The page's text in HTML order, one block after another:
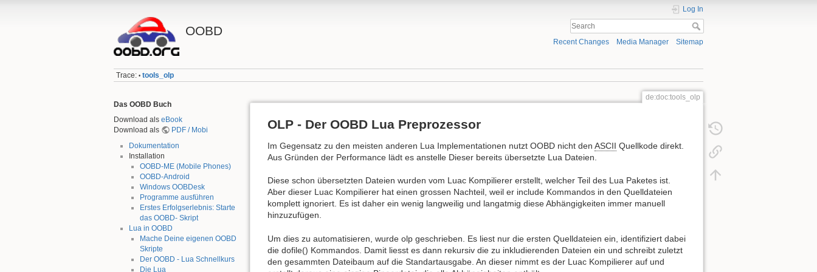
OOBD
Log In
Recent Changes Media Manager Sitemap
Trace: • tools_olp
Das OOBD Buch
Download als eBook
Download als
PDF / Mobi
Dokumentation
Installation
OOBD-ME (Mobile Phones)
OOBD-Android
Windows OOBDesk
Programme ausführen
Erstes Erfolgserlebnis: Starte
das OOBD- Skript
Lua in OOBD
Mache Deine eigenen OOBD
Skripte
Der OOBD - Lua Schnellkurs
Die Lua
de:doc:tools_olp
OLP - Der OOBD Lua Preprozessor
Im Gegensatz zu den meisten anderen Lua Implementationen nutzt OOBD nicht den ASCII Quellkode direkt.
Aus Gründen der Performance lädt es anstelle Dieser bereits übersetzte Lua Dateien.
Diese schon übersetzten Dateien wurden vom Luac Kompilierer erstellt, welcher Teil des Lua Paketes ist.
Aber dieser Luac Kompilierer hat einen grossen Nachteil, weil er include Kommandos in den Quelldateien
komplett ignoriert. Es ist daher ein wenig langweilig und langatmig diese Abhängigkeiten immer manuell
hinzuzufügen.
Um dies zu automatisieren, wurde olp geschrieben. Es liest nur die ersten Quelldateien ein, identifiziert dabei
die dofile() Kommandos. Damit liesst es dann rekursiv die zu inkludierenden Dateien ein und schreibt zuletzt
den gesammten Dateibaum auf die Standartausgabe. An dieser nimmt es der Luac Kompilierer auf und